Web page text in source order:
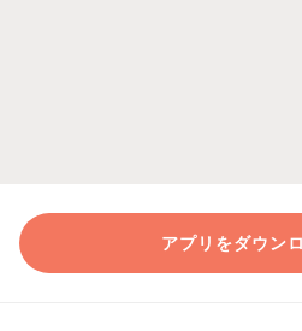
アプリをダウン